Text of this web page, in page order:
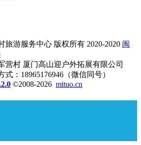
旅游服务中心 版权所有 2020-2020 闽
营村 厦门高山迎户外拓展有限公司
：18965176946（微信同号）
©2008-2026 mituo.cn